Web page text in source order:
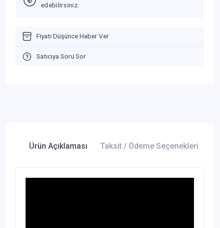
edebilirsiniz.
Fiyatı Düşünce Haber Ver
Satıcıya Soru Sor
Ürün Açıklaması Taksit / Ödeme Seçenekleri